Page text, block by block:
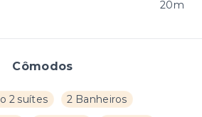
Cômodos
2 suítes
2 Banheiros
20m